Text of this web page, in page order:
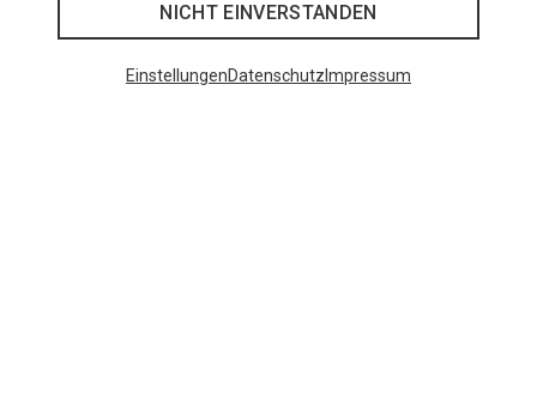
NICHT EINVERSTANDEN
EinstellungenDatenschutz Impressum